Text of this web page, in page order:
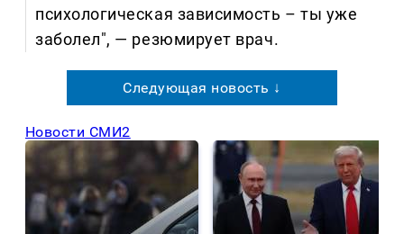
психологическая зависимость – ты уже
заболел", — резюмирует врач.
Следующая новость ↓
Новости СМИ2